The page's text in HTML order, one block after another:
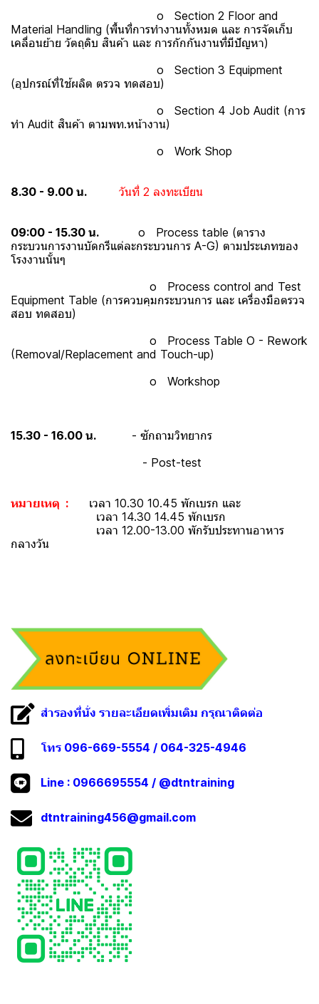
o Section 2 Floor and
Material Handling (พื้นที่การทำงานทั้งหมด และ การจัดเก็บ
เคลื่อนย้าย วัตถุดิบ สินค้า และ การกักกันงานที่มีปัญหา)
o Section 3 Equipment
(อุปกรณ์ที่ใช้ผลิต ตรวจ ทดสอบ)
o Section 4 Job Audit (การ
ทำ Audit สินค้า ตามพท.หน้างาน)
o Work Shop
8.30 - 9.00 น. วันที่ 2 ลงทะเบียน
09:00 - 15.30 น. o Process table (ตาราง
กระบวนการงานบัดกรีแต่ละกระบวนการ A-G) ตามประเภทของ
โรงงานนั้นๆ
o Process control and Test
Equipment Table (การควบคุมกระบวนการ และ เครื่องมือตรวจ
สอบ ทดสอบ)
o Process Table O - Rework
(Removal/Replacement and Touch-up)
o Workshop
15.30 - 16.00 น. - ซักถามวิทยากร
- Post-test
หมายเหตุ :
เวลา 10.30 10.45 พักเบรก และ
เวลา 14.30 14.45 พักเบรก
เวลา 12.00-13.00 พักรับประทานอาหาร
กลางวัน
สำรองที่นั่ง รายละเอียดเพิ่มเติม กรุณาติดต่อ
โทร 096-669-5554 / 064-325-4946
Line : 0966695554 / @dtntraining
dtntraining456@gmail.com